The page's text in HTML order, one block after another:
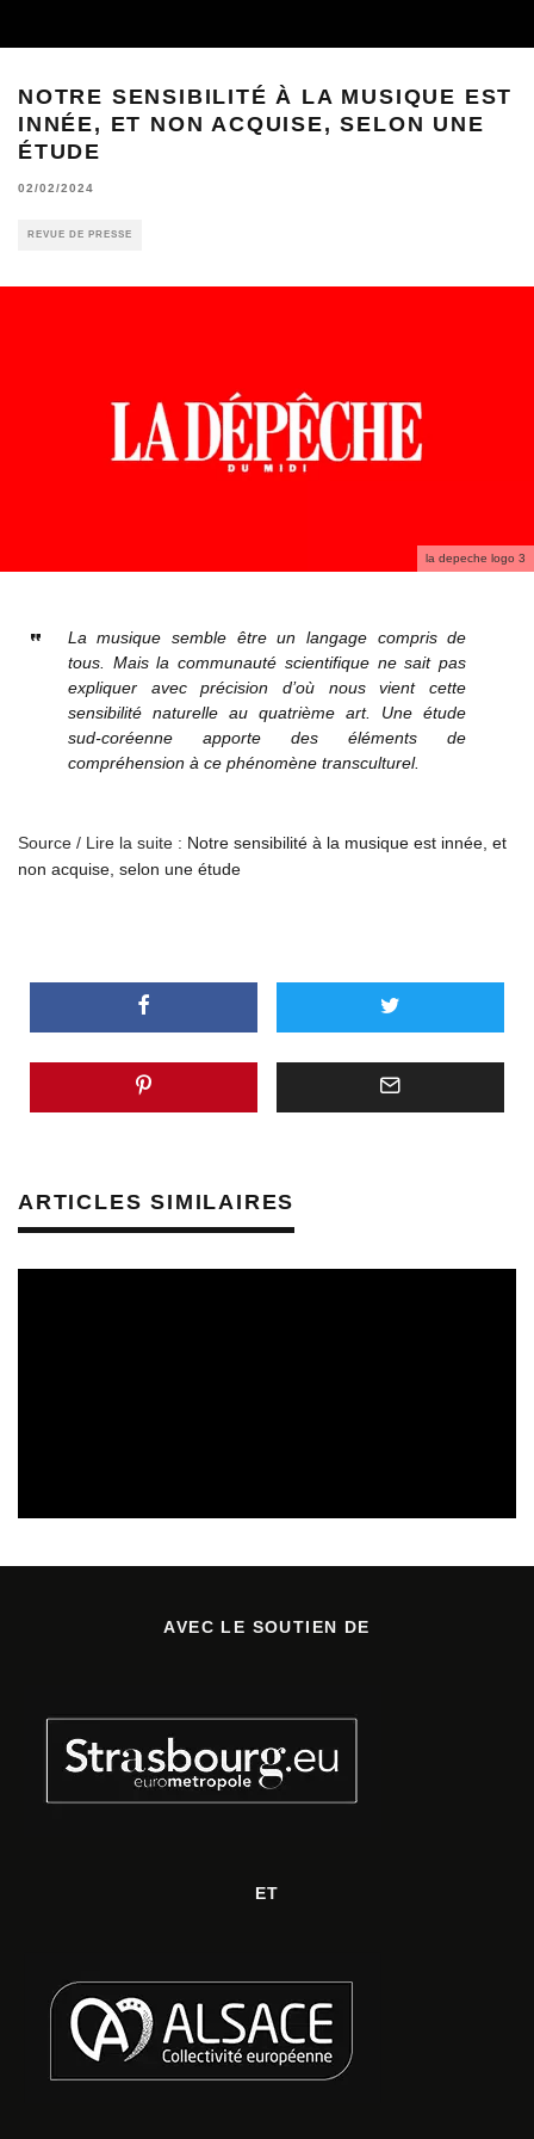
NOTRE SENSIBILITÉ À LA MUSIQUE EST
INNÉE, ET NON ACQUISE, SELON UNE
ÉTUDE
02/02/2024
REVUE DE PRESSE
la depeche logo 3
La musique semble être un langage compris de
tous. Mais la communauté scientifique ne sait pas
expliquer avec précision d’où nous vient cette
sensibilité naturelle au quatrième art. Une étude
sud-coréenne apporte des éléments de
compréhension à ce phénomène transculturel.
Source / Lire la suite : Notre sensibilité à la musique est innée, et
non acquise, selon une étude
ARTICLES SIMILAIRES
AVEC LE SOUTIEN DE
ET